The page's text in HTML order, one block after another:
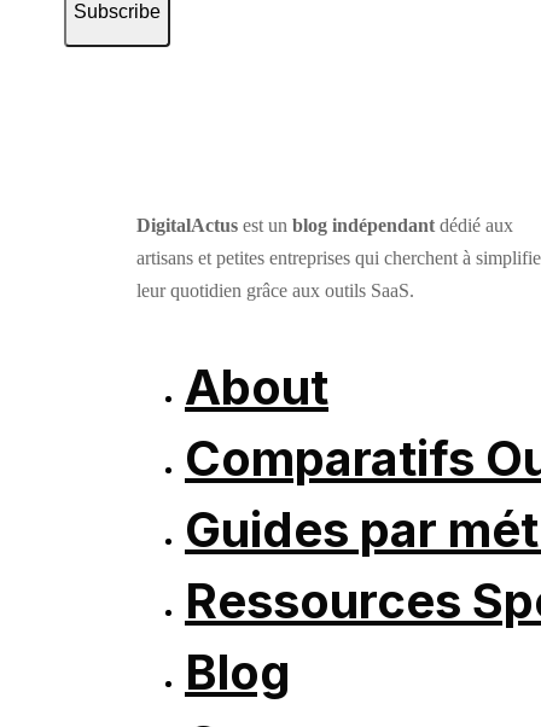
Subscribe
DigitalActus est un blog indépendant dédié aux
artisans et petites entreprises qui cherchent à
leur quotidien grâce aux outils SaaS.
About
Comparatifs
Guides par
Ressources
Blog